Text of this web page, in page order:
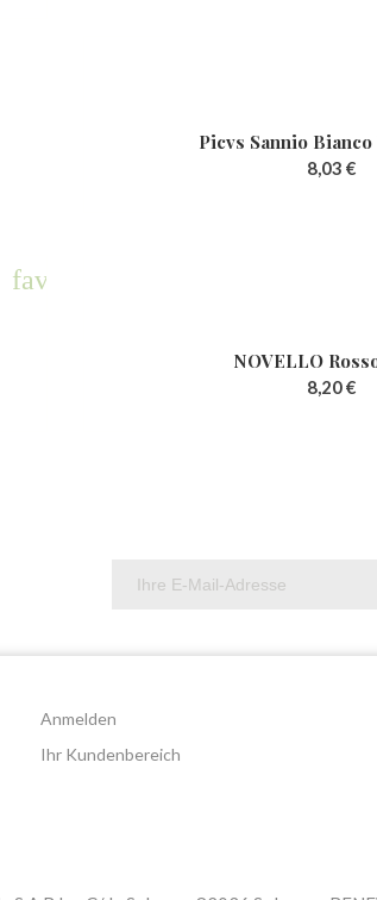
Picvs Sannio
8,03 €
favorite
NOVELLO
8,20 €
Anmelden
Ihr Kundenbereich